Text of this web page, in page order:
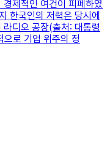
제적인 여건이 피폐하였
한국인의 저력은 당시에
디오 공장(출처: 대통령
로 기업 위주의 정